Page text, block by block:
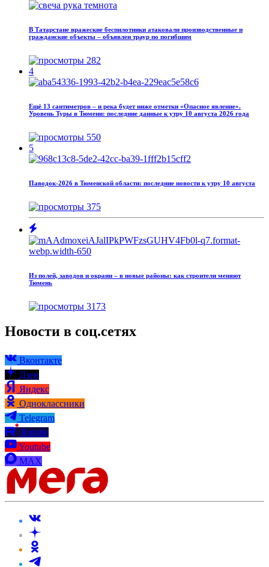
В Татарстане вражеские беспилотники атаковали производственные и
гражданские объекты – объявлен траур по погибшим
282
4
Ещё 13 сантиметров – и река будет ниже отметки «Опасное явление».
Уровень Туры в Тюмени: последние данные к утру 10 августа 2026 года
550
5
Паводок‑2026 в Тюменской области: последние новости к утру 10 августа
375
Из полей, заводов и окраин – в новые районы: как строители меняют
Тюмень
3173
Новости в соц.сетях
Вконтакте
Дзен
Яндекс
Одноклассники
Telegram
Rutube
Youtube
MAX